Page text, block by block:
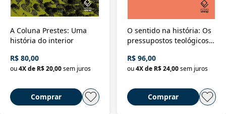
A Coluna Prestes: Uma
história do interior
R$ 80,00
ou4X de R$ 20,00sem juros
Comprar
O sentido na história: Os
pressupostos teológicos
R$ 96,00
ou 4X de R$ 24,00 sem juros
Comprar